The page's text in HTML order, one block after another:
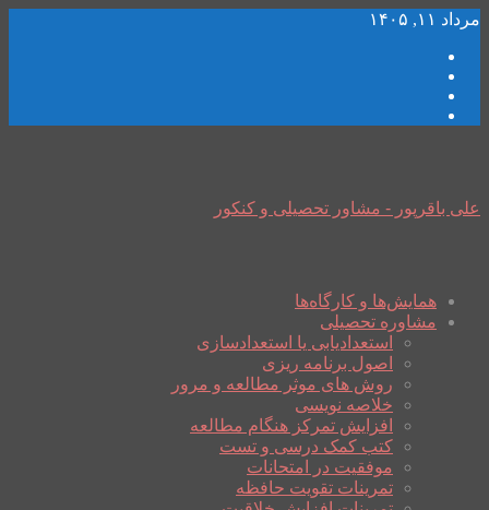
مرداد ۱۱, ۱۴۰۵
علی باقرپور - مشاور تحصیلی و کنکور
همایش‌ها و کارگاه‌ها
مشاوره تحصیلی
استعدادیابی یا استعدادسازی
اصول برنامه ریزی
روش های موثر مطالعه و مرور
خلاصه نویسی
افزایش تمرکز هنگام مطالعه
کتب کمک درسی و تست
موفقیت در امتحانات
تمرینات تقویت حافظه